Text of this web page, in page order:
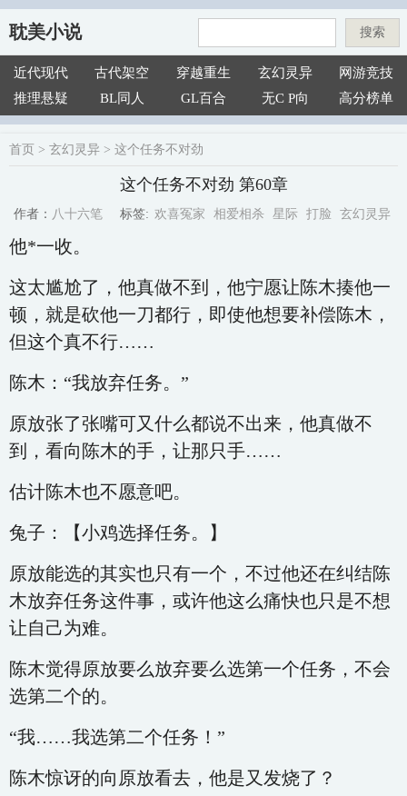
耽美小说 搜索
近代现代 古代架空 穿越重生 玄幻灵异
网游竞技
推理悬疑
BL同人 GL百合 无C P向 高分榜单
首页 > 玄幻灵异 > 这个任务不对劲
这个任务不对劲 第60章
作者： 八十六笔 标签: 欢喜冤家 相爱相杀 星际 打脸 玄幻灵异
他*一收。
这太尴尬了，他真做不到，他宁愿让陈木揍他一
顿，就是砍他一刀都行，即使他想要补偿陈木，
但这个真不行……
陈木：“我放弃任务。”
原放张了张嘴可又什么都说不出来，他真做不
到，看向陈木的手，让那只手……
估计陈木也不愿意吧。
兔子：【小鸡选择任务。】
原放能选的其实也只有一个，不过他还在纠结陈
木放弃任务这件事，或许他这么痛快也只是不想
让自己为难。
陈木觉得原放要么放弃要么选第一个任务，不会
选第二个的。
“我……我选第二个任务！”
陈木惊讶的向原放看去，他是又发烧了？